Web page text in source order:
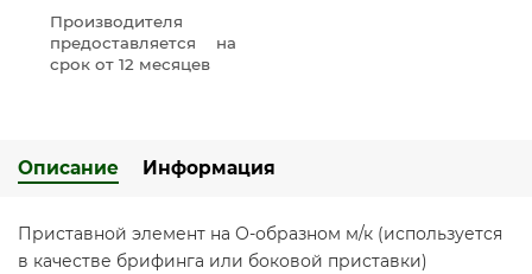
Производителя
предоставляется на
срок от 12 месяцев
Описание Информация
Приставной элемент на О-образном м/к (используется
в качестве брифинга или боковой приставки)